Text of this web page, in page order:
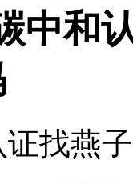
中和
找燕子